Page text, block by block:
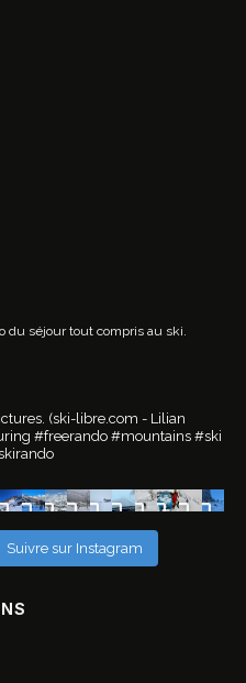
du séjour tout compris au ski.
(ski-libre.com - Lilian
#freerando #mountains #ski
Suivre sur Instagram